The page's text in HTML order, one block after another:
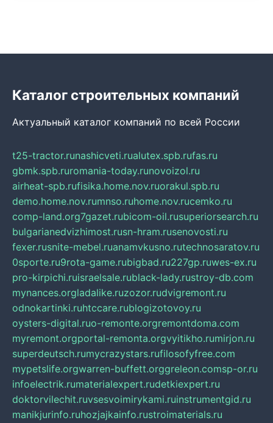
Каталог строительных компаний
Актуальный каталог компаний по всей России
t25-tractor.runashicveti.rualutex.spb.rufas.ru
gbmk.spb.ruromania-today.runovoizol.ru
airheat-spb.rufisika.home.nov.ruorakul.spb.ru
demo.home.nov.rumnso.ruhome.nov.rucemko.ru
comp-land.org7gazet.rubicom-oil.rusuperiorsearch.ru
bulgarianedvizhimost.rusn-hram.rusenovosti.ru
fexer.rusnite-mebel.ruanamvkusno.rutechnosaratov.ru
0sporte.ru9rota-game.rubigbad.ru227gp.ruwes-ex.ru
pro-kirpichi.ruisraelsale.rublack-lady.rustroy-db.com
mynances.orgladalike.ruzozor.rudvigremont.ru
odnokartinki.ruhtccare.rublogizotovoy.ru
oysters-digital.ruo-remonte.orgremontdoma.com
myremont.orgportal-remonta.orgvyitikho.rumirjon.ru
superdeutsch.rumycrazystars.rufilosofyfree.com
mypetslife.orgwarren-buffett.orggreleon.comsp-or.ru
infoelectrik.rumaterialexpert.rudetkiexpert.ru
doktorvilechit.ruvsesvoimirykami.ruinstrumentgid.ru
manikjurinfo.ruhozjajkainfo.rustroimaterials.ru